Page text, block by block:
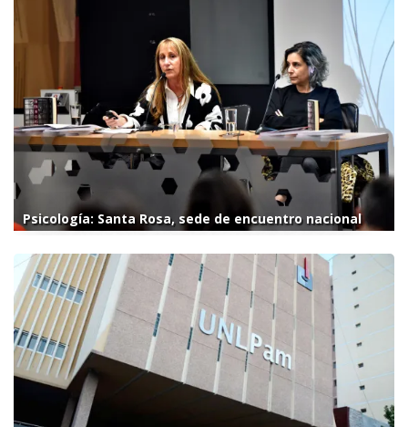
Psicología: Santa Rosa, sede de encuentro nacional